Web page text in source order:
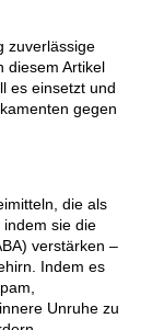
zuverlässige
diesem Artikel
es einsetzt und
gegen
die als
indem sie die
verstärken –
Indem es
Unruhe zu